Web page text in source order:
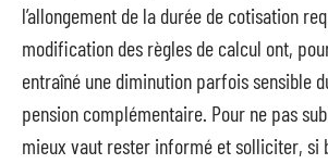
l’allongement de la durée de cotisation
modification des règles de calcul ont,
entraîné une diminution parfois sensible
pension complémentaire. Pour ne pas
mieux vaut rester informé et solliciter, si